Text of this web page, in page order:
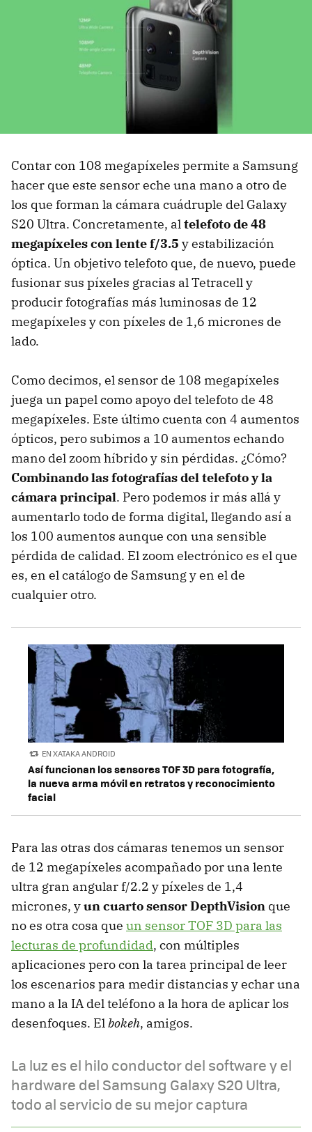
Contar con 108 megapíxeles permite a Samsung
hacer que este sensor eche una mano a otro de
los que forman la cámara cuádruple del Galaxy
S20 Ultra. Concretamente, altelefoto de 48
megapíxeles con lente f/3.5 y estabilización
óptica. Un objetivo telefoto que, de nuevo, puede
fusionar sus píxeles gracias al Tetracell y
producir fotografías más luminosas de 12
megapíxeles y con píxeles de 1,6 micrones de
lado.
Como decimos, el sensor de 108 megapíxeles
juega un papel como apoyo del telefoto de 48
megapíxeles. Este último cuenta con 4 aumentos
ópticos, pero subimos a 10 aumentos echando
mano del zoom híbrido y sin pérdidas. ¿Cómo?
Combinando las fotografías del telefoto y la
cámara principal. Pero podemos ir más allá y
aumentarlo todo de forma digital, llegando así a
los 100 aumentos aunque con una sensible
pérdida de calidad. El zoom electrónico es el que
es, en el catálogo de Samsung y en el de
cualquier otro.
EN XATAKA ANDROID
Así funcionan los sensores TOF 3D para fotografía,
la nueva arma móvil en retratos y reconocimiento
facial
Para las otras dos cámaras tenemos un sensor
de 12 megapíxeles acompañado por una lente
ultra gran angular f/2.2 y píxeles de 1,4
micrones, yun cuarto sensor DepthVision que
no es otra cosa que un sensor TOF 3D para las
lecturas de profundidad, con múltiples
aplicaciones pero con la tarea principal de leer
los escenarios para medir distancias y echar una
mano a la IA del teléfono a la hora de aplicar los
desenfoques. El bokeh, amigos.
La luz es el hilo conductor del software y el
hardware del Samsung Galaxy S20 Ultra,
todo al servicio de su mejor captura